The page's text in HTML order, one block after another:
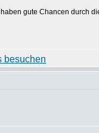
gute Chancen durch